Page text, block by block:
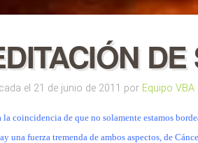
el 21 de junio de 2011 por Equipo VBA
la coincidencia de que no solamente estamos
una fuerza tremenda de ambos aspectos, de